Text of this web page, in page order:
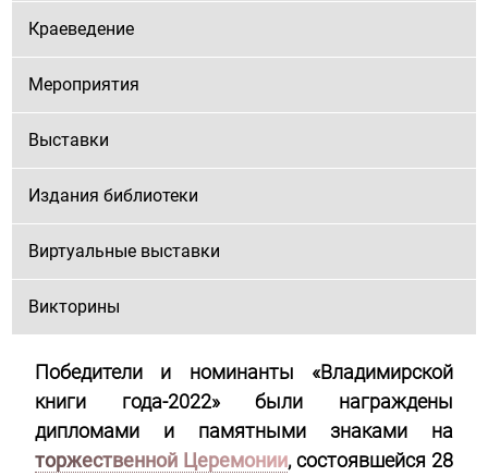
Краеведение
Мероприятия
Выставки
Издания библиотеки
Виртуальные выставки
Викторины
Победители и номинанты «Владимирской
книги года-2022» были награждены
дипломами и памятными знаками на
торжественной Церемонии, состоявшейся 28